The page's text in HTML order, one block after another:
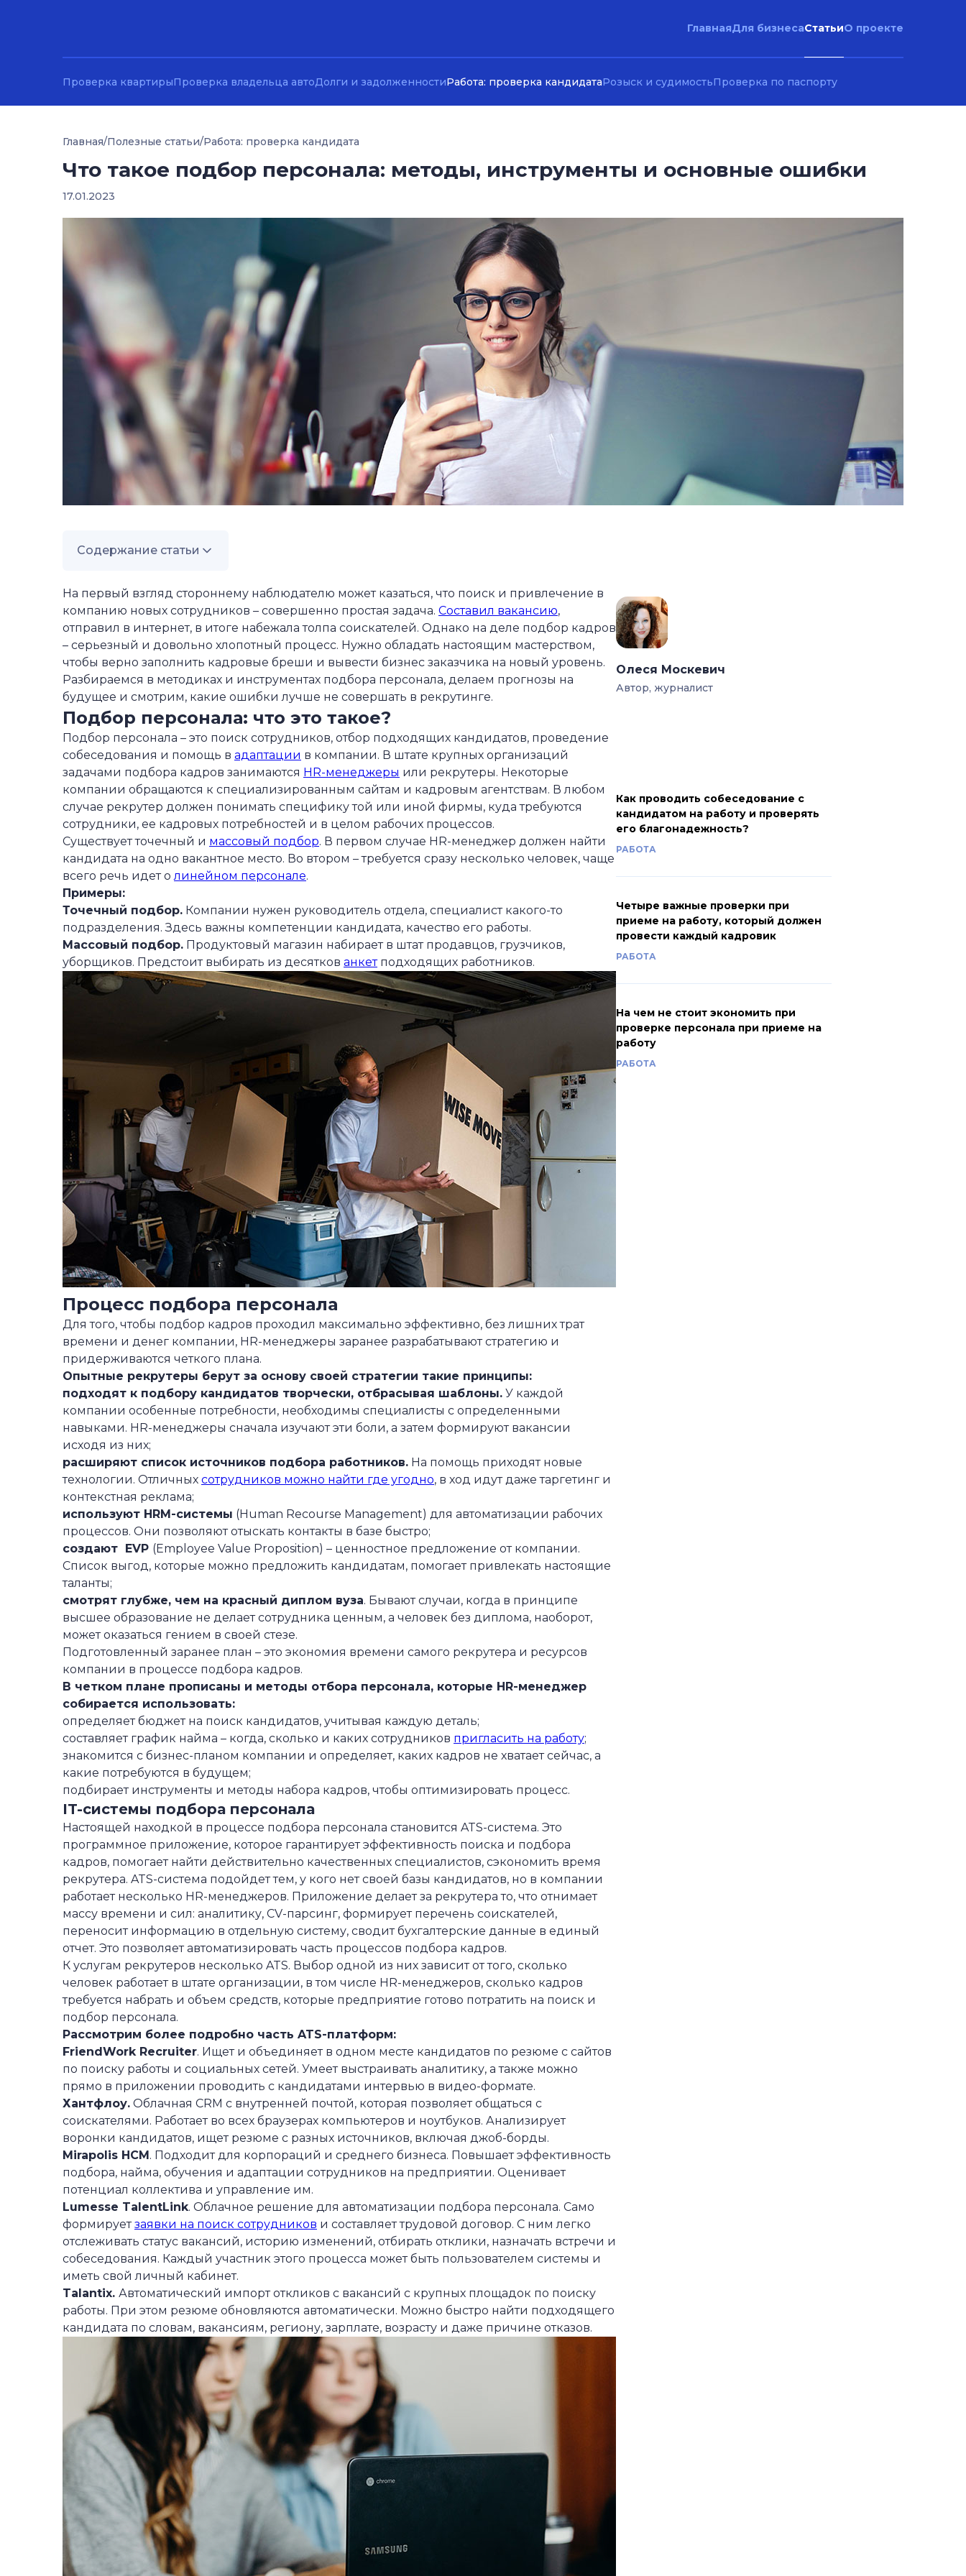
ГлавнаяДля бизнесаСтатьиО проекте
Проверка квартирыПроверка владельца автоДолги и задолженностиРабота: проверка кандидатаРозыск и судимостьПроверка по паспорту
Главная/Полезные статьи/Работа: проверка кандидата
Что такое подбор персонала: методы, инструменты и основные ошибки
17.01.2023
Содержание статьи
—
Подбор персонала: что это такое?
—Процесс подбора персонала
— IT-системы подбора персонала
—Методы подбора сотрудников
—Рекрутинг
—
Executive Search
—Headhunting
—Скрининг
— Preliminaring (прелиминаринг)
—Инструменты подбора персонала
—Принципы подбора персонала
—Этапы подбора персонала
—Система подбора персонала в организации
—
Эффективный подбор персонала
—Риски процесса найма работников
На первый взгляд стороннему наблюдателю может казаться, что поиск и привлечение в
компанию новых сотрудников – совершенно простая задача. Составил вакансию,
отправил в интернет, в итоге набежала толпа соискателей. Однако на деле подбор кадров
– серьезный и довольно хлопотный процесс. Нужно обладать настоящим мастерством,
чтобы верно заполнить кадровые бреши и вывести бизнес заказчика на новый уровень.
Разбираемся в методиках и инструментах подбора персонала, делаем прогнозы на
будущее и смотрим, какие ошибки лучше не совершать в рекрутинге.
Подбор персонала: что это такое?
Подбор персонала – это поиск сотрудников, отбор подходящих кандидатов, проведение
собеседования и помощь в адаптации в компании. В штате крупных организаций
задачами подбора кадров занимаются HR-менеджеры или рекрутеры. Некоторые
компании обращаются к специализированным сайтам и кадровым агентствам. В любом
случае рекрутер должен понимать специфику той или иной фирмы, куда требуются
сотрудники, ее кадровых потребностей и в целом рабочих процессов.
Существует точечный и массовый подбор. В первом случае HR-менеджер должен найти
кандидата на одно вакантное место. Во втором – требуется сразу несколько человек, чаще
всего речь идет олинейном персонале.
Примеры:
Точечный подбор. Компании нужен руководитель отдела, специалист какого-то
подразделения. Здесь важны компетенции кандидата, качество его работы.
Массовый подбор. Продуктовый магазин набирает в штат продавцов, грузчиков,
уборщиков. Предстоит выбирать из десятков анкетподходящих работников.
Процесс подбора персонала
Для того, чтобы подбор кадров проходил максимально эффективно, без лишних трат
времени и денег компании, HR-менеджеры заранее разрабатывают стратегию и
придерживаются четкого плана.
Опытные рекрутеры берут за основу своей стратегии такие принципы:
подходят к подбору кандидатов творчески, отбрасывая шаблоны. У каждой
компании особенные потребности, необходимы специалисты с определенными
навыками. HR-менеджеры сначала изучают эти боли, а затем формируют вакансии
исходя из них;
расширяют список источников подбора работников. На помощь приходят новые
технологии. Отличных сотрудников можно найти где угодно, в ход идут даже таргетинг и
контекстная реклама;
используют HRM-системы (Human Recourse Management) для автоматизации рабочих
процессов. Они позволяют отыскать контакты в базе быстро;
создают EVP (Employee Value Proposition) – ценностное предложение от компании.
Список выгод, которые можно предложить кандидатам, помогает привлекать настоящие
таланты;
смотрят глубже, чем на красный диплом вуза. Бывают случаи, когда в принципе
высшее образование не делает сотрудника ценным, а человек без диплома, наоборот,
может оказаться гением в своей стезе.
Подготовленный заранее план – это экономия времени самого рекрутера и ресурсов
компании в процессе подбора кадров.
В четком плане прописаны и методы отбора персонала, которые HR-менеджер
собирается использовать:
определяет бюджет на поиск кандидатов, учитывая каждую деталь;
составляет график найма – когда, сколько и каких сотрудников пригласить на работу;
знакомится с бизнес-планом компании и определяет, каких кадров не хватает сейчас, а
какие потребуются в будущем;
подбирает инструменты и методы набора кадров, чтобы оптимизировать процесс.
IT-системы подбора персонала
Настоящей находкой в процессе подбора персонала становится ATS-система. Это
программное приложение, которое гарантирует эффективность поиска и подбора
кадров, помогает найти действительно качественных специалистов, сэкономить время
рекрутера. ATS-система подойдет тем, у кого нет своей базы кандидатов, но в компании
работает несколько HR-менеджеров. Приложение делает за рекрутера то, что отнимает
массу времени и сил: аналитику, CV-парсинг, формирует перечень соискателей,
переносит информацию в отдельную систему, сводит бухгалтерские данные в единый
отчет. Это позволяет автоматизировать часть процессов подбора кадров.
К услугам рекрутеров несколько ATS. Выбор одной из них зависит от того, сколько
человек работает в штате организации, в том числе HR-менеджеров, сколько кадров
требуется набрать и объем средств, которые предприятие готово потратить на поиск и
подбор персонала.
Рассмотрим более подробно часть ATS-платформ:
FriendWork Recruiter. Ищет и объединяет в одном месте кандидатов по резюме с сайтов
по поиску работы и социальных сетей. Умеет выстраивать аналитику, а также можно
прямо в приложении проводить с кандидатами интервью в видео-формате.
Хантфлоу. Облачная CRM с внутренней почтой, которая позволяет общаться с
соискателями. Работает во всех браузерах компьютеров и ноутбуков. Анализирует
воронки кандидатов, ищет резюме с разных источников, включая джоб-борды.
Mirapolis HCM. Подходит для корпораций и среднего бизнеса. Повышает эффективность
подбора, найма, обучения и адаптации сотрудников на предприятии. Оценивает
потенциал коллектива и управление им.
Lumesse TalentLink. Облачное решение для автоматизации подбора персонала. Само
формируетзаявки на поиск сотрудников и составляет трудовой договор. С ним легко
отслеживать статус вакансий, историю изменений, отбирать отклики, назначать встречи и
собеседования. Каждый участник этого процесса может быть пользователем системы и
иметь свой личный кабинет.
Talantix. Автоматический импорт откликов с вакансий с крупных площадок по поиску
работы. При этом резюме обновляются автоматически. Можно быстро найти подходящего
кандидата по словам, вакансиям, региону, зарплате, возрасту и даже причине отказов.
Олеся Москевич
Автор, журналист
Как проводить собеседование с
кандидатом на работу и проверять
его благонадежность?
РАБОТА
Четыре важные проверки при
приеме на работу, который должен
провести каждый кадровик
РАБОТА
На чем не стоит экономить при
проверке персонала при приеме на
работу
РАБОТА